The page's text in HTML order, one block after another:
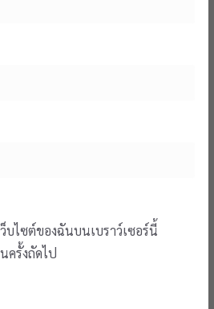
บไซต์ของฉันบนเบราว์เซอร์นี้
ครั้งถัดไป